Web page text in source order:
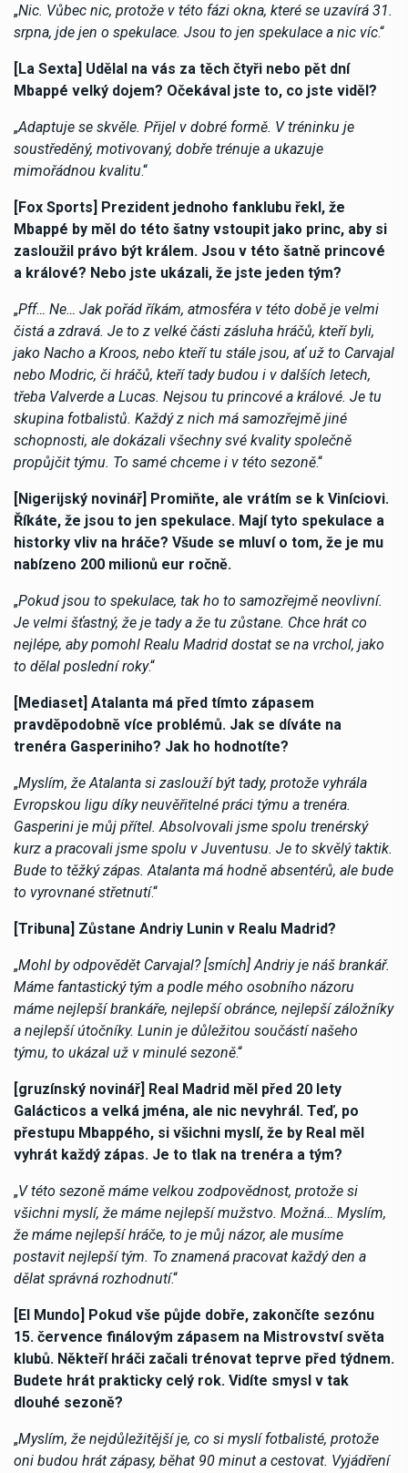
„Nic. Vůbec nic, protože v této fázi okna, které se uzavírá 31.
srpna, jde jen o spekulace. Jsou to jen spekulace a nic víc.“
[La Sexta] Udělal na vás za těch čtyři nebo pět dní
Mbappé velký dojem? Očekával jste to, co jste viděl?
„Adaptuje se skvěle. Přijel v dobré formě. V tréninku je
soustředěný, motivovaný, dobře trénuje a ukazuje
mimořádnou kvalitu.“
[Fox Sports] Prezident jednoho fanklubu řekl, že
Mbappé by měl do této šatny vstoupit jako princ, aby si
zasloužil právo být králem. Jsou v této šatně princové
a králové? Nebo jste ukázali, že jste jeden tým?
„Pff… Ne… Jak pořád říkám, atmosféra v této době je velmi
čistá a zdravá. Je to z velké části zásluha hráčů, kteří byli,
jako Nacho a Kroos, nebo kteří tu stále jsou, ať už to Carvajal
nebo Modric, či hráčů, kteří tady budou i v dalších letech,
třeba Valverde a Lucas. Nejsou tu princové a králové. Je tu
skupina fotbalistů. Každý z nich má samozřejmě jiné
schopnosti, ale dokázali všechny své kvality společně
propůjčit týmu. To samé chceme i v této sezoně.“
[Nigerijský novinář] Promiňte, ale vrátím se k Viníciovi.
Říkáte, že jsou to jen spekulace. Mají tyto spekulace a
historky vliv na hráče? Všude se mluví o tom, že je mu
nabízeno 200 milionů eur ročně.
„Pokud jsou to spekulace, tak ho to samozřejmě neovlivní.
Je velmi šťastný, že je tady a že tu zůstane. Chce hrát co
nejlépe, aby pomohl Realu Madrid dostat se na vrchol, jako
to dělal poslední roky.“
[Mediaset] Atalanta má před tímto zápasem
pravděpodobně více problémů. Jak se díváte na
trenéra Gasperiniho? Jak ho hodnotíte?
„Myslím, že Atalanta si zaslouží být tady, protože vyhrála
Evropskou ligu díky neuvěřitelné práci týmu a trenéra.
Gasperini je můj přítel. Absolvovali jsme spolu trenérský
kurz a pracovali jsme spolu v Juventusu. Je to skvělý taktik.
Bude to těžký zápas. Atalanta má hodně absentérů, ale bude
to vyrovnané střetnutí.“
[Tribuna] Zůstane Andriy Lunin v Realu Madrid?
„Mohl by odpovědět Carvajal? [smích] Andriy je náš brankář.
Máme fantastický tým a podle mého osobního názoru
máme nejlepší brankáře, nejlepší obránce, nejlepší záložníky
a nejlepší útočníky. Lunin je důležitou součástí našeho
týmu, to ukázal už v minulé sezoně.“
[gruzínský novinář] Real Madrid měl před 20 lety
Galácticos a velká jména, ale nic nevyhrál. Teď, po
přestupu Mbappého, si všichni myslí, že by Real měl
vyhrát každý zápas. Je to tlak na trenéra a tým?
„V této sezoně máme velkou zodpovědnost, protože si
všichni myslí, že máme nejlepší mužstvo. Možná… Myslím,
že máme nejlepší hráče, to je můj názor, ale musíme
postavit nejlepší tým. To znamená pracovat každý den a
dělat správná rozhodnutí.“
[El Mundo] Pokud vše půjde dobře, zakončíte sezónu
15. července finálovým zápasem na Mistrovství světa
klubů. Někteří hráči začali trénovat teprve před týdnem.
Budete hrát prakticky celý rok. Vidíte smysl v tak
dlouhé sezoně?
„Myslím, že nejdůležitější je, co si myslí fotbalisté, protože
oni budou hrát zápasy, běhat 90 minut a cestovat. Vyjádření